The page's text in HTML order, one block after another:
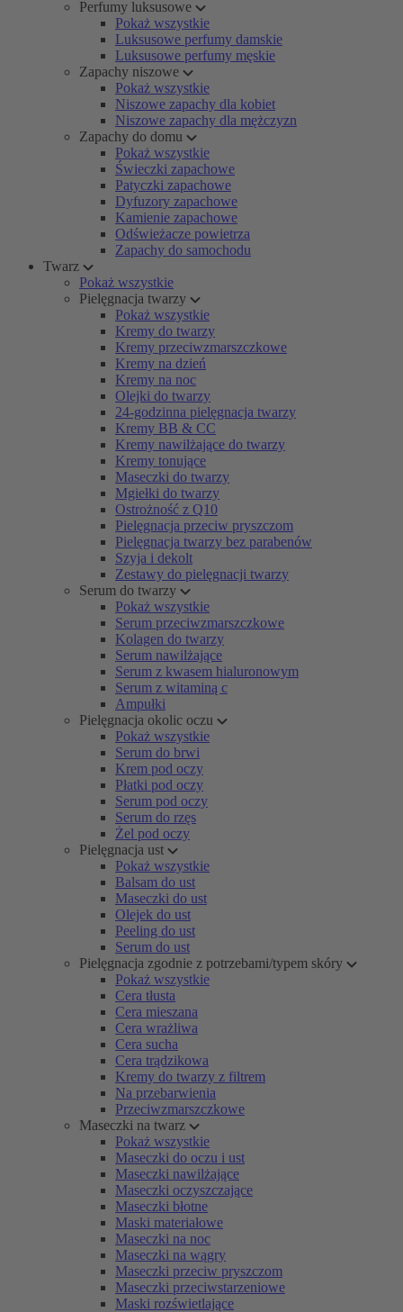
Perfumy luksusowe
Pokaż wszystkie
Luksusowe perfumy damskie
Luksusowe perfumy męskie
Zapachy niszowe
Pokaż wszystkie
Niszowe zapachy dla kobiet
Niszowe zapachy dla mężczyzn
Zapachy do domu
Pokaż wszystkie
Świeczki zapachowe
Patyczki zapachowe
Dyfuzory zapachowe
Kamienie zapachowe
Odświeżacze powietrza
Zapachy do samochodu
Twarz
Pokaż wszystkie
Pielęgnacja twarzy
Pokaż wszystkie
Kremy do twarzy
Kremy przeciwzmarszczkowe
Kremy na dzień
Kremy na noc
Olejki do twarzy
24-godzinna pielęgnacja twarzy
Kremy BB & CC
Kremy nawilżające do twarzy
Kremy tonujące
Maseczki do twarzy
Mgiełki do twarzy
Ostrożność z Q10
Pielęgnacja przeciw pryszczom
Pielęgnacja twarzy bez parabenów
Szyja i dekolt
Zestawy do pielęgnacji twarzy
Serum do twarzy
Pokaż wszystkie
Serum przeciwzmarszczkowe
Kolagen do twarzy
Serum nawilżające
Serum z kwasem hialuronowym
Serum z witaminą c
Ampułki
Pielęgnacja okolic oczu
Pokaż wszystkie
Serum do brwi
Krem pod oczy
Płatki pod oczy
Serum pod oczy
Serum do rzęs
Żel pod oczy
Pielęgnacja ust
Pokaż wszystkie
Balsam do ust
Maseczki do ust
Olejek do ust
Peeling do ust
Serum do ust
Pielęgnacja zgodnie z potrzebami/typem skóry
Pokaż wszystkie
Cera tłusta
Cera mieszana
Cera wrażliwa
Cera sucha
Cera trądzikowa
Kremy do twarzy z filtrem
Na przebarwienia
Przeciwzmarszczkowe
Maseczki na twarz
Pokaż wszystkie
Maseczki do oczu i ust
Maseczki nawilżające
Maseczki oczyszczające
Maseczki błotne
Maski materiałowe
Maseczki na noc
Maseczki na wągry
Maseczki przeciw pryszczom
Maseczki przeciwstarzeniowe
Maski rozświetlające